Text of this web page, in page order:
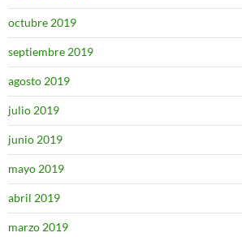
octubre 2019
septiembre 2019
agosto 2019
julio 2019
junio 2019
mayo 2019
abril 2019
marzo 2019